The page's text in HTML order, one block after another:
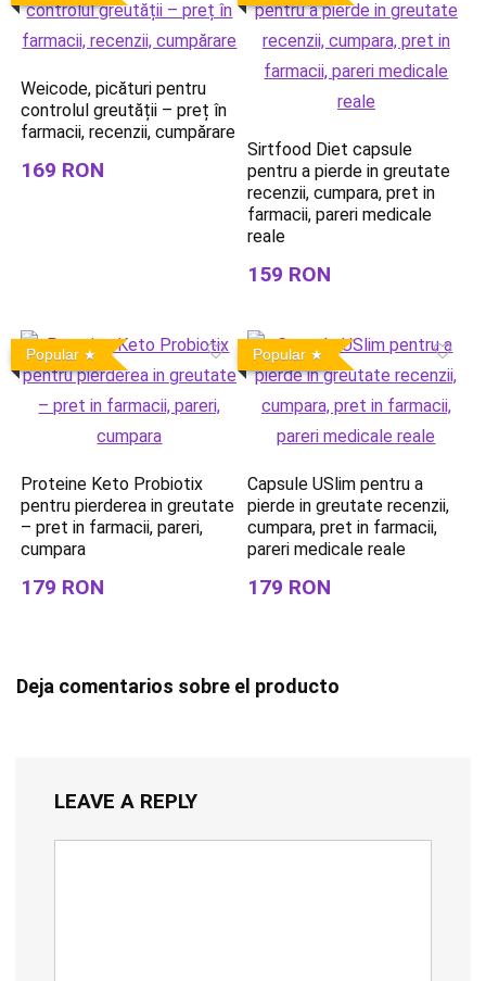
Weicode, picături pentru
controlul greutății – preț în
farmacii, recenzii, cumpărare
169 RON
Sirtfood Diet capsule
pentru a pierde in greutate
recenzii, cumpara, pret in
farmacii, pareri medicale
reale
159 RON
Popular
Proteine Keto Probiotix
pentru pierderea in greutate
– pret in farmacii, pareri,
cumpara
179 RON
Popular
Capsule USlim pentru a
pierde in greutate recenzii,
cumpara, pret in farmacii,
pareri medicale reale
179 RON
Deja comentarios sobre el producto
LEAVE A REPLY